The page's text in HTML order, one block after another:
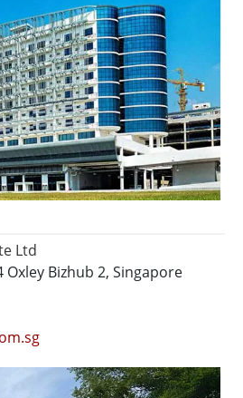
Ltd
Oxley Bizhub 2, Singapore